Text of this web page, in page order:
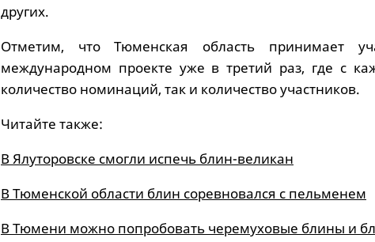
других.
Отметим, что Тюменская область принимает
международном проекте уже в третий раз, где с
количество номинаций, так и количество участников.
Читайте также:
В Ялуторовске смогли испечь блин-великан
В Тюменской области блин соревновался с пельменем
В Тюмени можно попробовать черемуховые блины и